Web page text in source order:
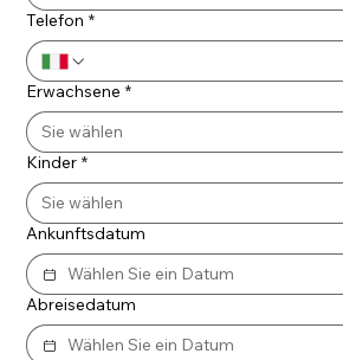
Telefon *
Erwachsene *
Kinder *
Ankunftsdatum
Abreisedatum